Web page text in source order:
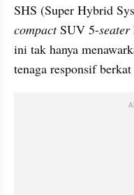
SHS (Super Hybrid
compact SUV 5-seater
ini tak hanya
tenaga responsif